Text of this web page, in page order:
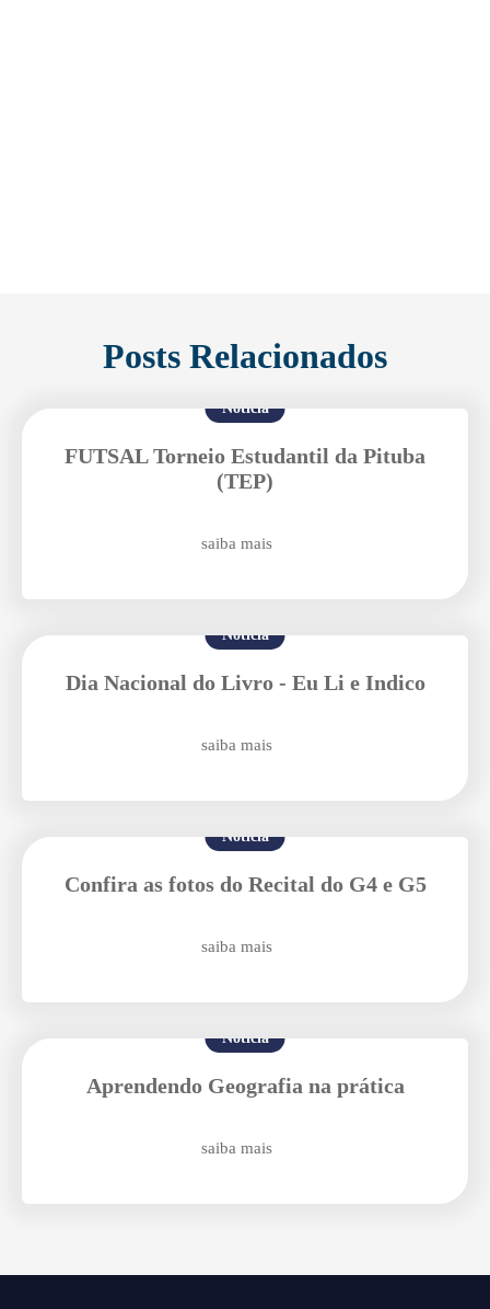
Posts Relacionados
Notícia
FUTSAL Torneio Estudantil da Pituba
(TEP)
saiba mais
Notícia
Dia Nacional do Livro - Eu Li e Indico
saiba mais
Notícia
Confira as fotos do Recital do G4 e G5
saiba mais
Notícia
Aprendendo Geografia na prática
saiba mais
Enviar E-mail